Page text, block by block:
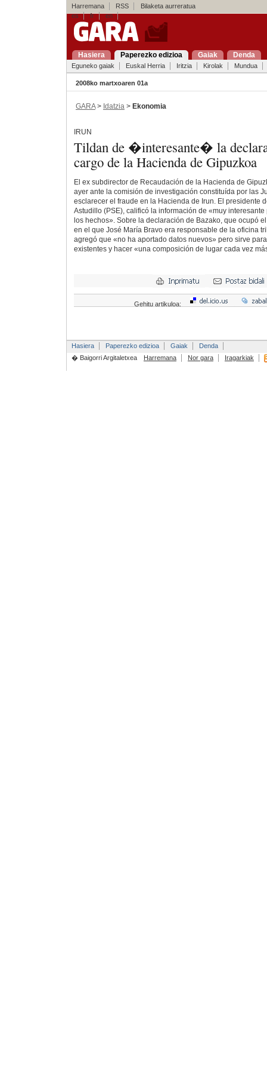
Harremana RSS
Bilaketa aurreratua
es
fr en
Hasiera Paperezko edizioa Gaiak Denda
Eguneko gaiak Euskal Herria Iritzia Kirolak Mundua
2008ko martxoaren 01a
GARA> Idatzia > Ekonomia
IRUN
Tildan de �interesante� la
cargo de la Hacienda de Gipuzkoa
El ex subdirector de Recaudación de la Hacienda de
ayer ante la comisión de investigación constituída por las
esclarecer el fraude en la Hacienda de Irun. El presidente
Astudillo (PSE), calificó la información de «muy
los hechos». Sobre la declaración de Bazako, que ocupó
en el que José María Bravo era responsable de la oficina
agregó que «no ha aportado datos nuevos» pero sirve
existentes y hacer «una composición de lugar cada vez
Gehitu artikuloa:
Hasiera Paperezko edizioa Gaiak
Denda
� Baigorri Argitaletxea
Harremana Nor gara Iragarkiak